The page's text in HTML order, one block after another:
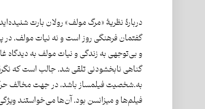
دربارۀ نظریۀ «مرگ مولف» رولان بارت
گفتمان فرهنگی روز است و نه نیات مولف. در
و بی‌توجهی به زندگی و نیات مولف به
گناهی نابخشودنی تلقی شد. جالب است که
به.شخصیت فیلمساز باشد، در جهت مخالف
فیلم‌ها و میزانسن بود. آن‌ها می‌خواستند